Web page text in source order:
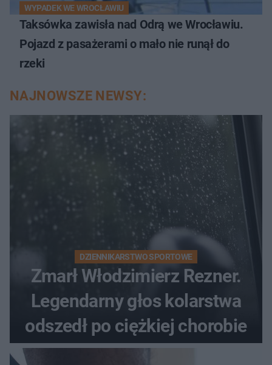
WYPADEK WE WROCŁAWIU
Taksówka zawisła nad Odrą we Wrocławiu.
Pojazd z pasażerami o mało nie runął do
rzeki
NAJNOWSZE NEWSY:
DZIENNIKARSTWO SPORTOWE
Zmarł Włodzimierz Rezner.
Legendarny głos kolarstwa
odszedł po ciężkiej chorobie